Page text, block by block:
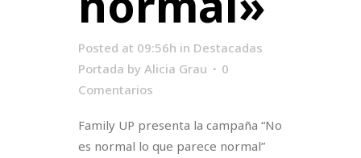
Posted at 09:56h in Destacadas
Portada by Alicia Grau
0
Comentarios
Family UP presenta la campaña “No
es normal lo que parece normal”